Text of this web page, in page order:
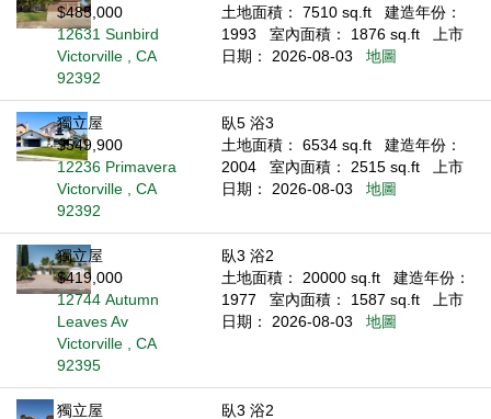
$485,000
12631 Sunbird
Victorville , CA
92392
土地面積： 7510 sq.ft
建造年份：
1993
室內面積： 1876 sq.ft
上市
日期： 2026-08-03
地圖
獨立屋
$549,900
12236 Primavera
Victorville , CA
92392
臥5 浴3
土地面積： 6534 sq.ft
建造年份：
2004
室內面積： 2515 sq.ft
上市
日期： 2026-08-03
地圖
獨立屋
$419,000
12744 Autumn
Leaves Av
Victorville , CA
92395
臥3 浴2
土地面積： 20000 sq.ft
建造年份：
1977
室內面積： 1587 sq.ft
上市
日期： 2026-08-03
地圖
獨立屋 臥3 浴2